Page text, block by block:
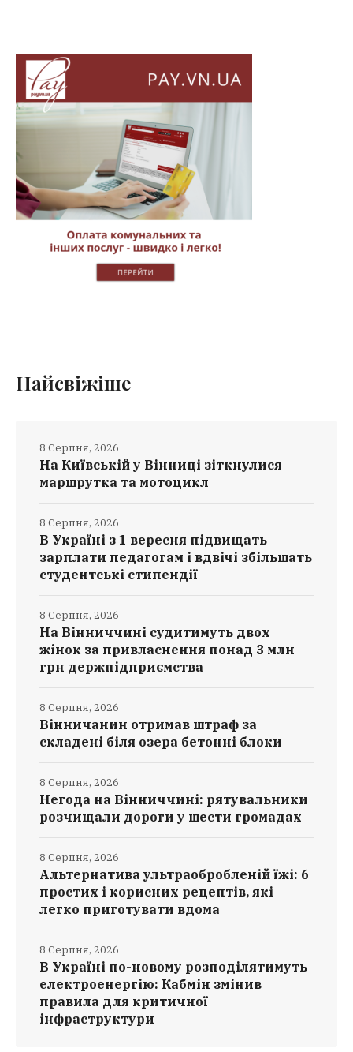
Найсвіжіше
На Київській у Вінниці зіткнулися
маршрутка та мотоцикл
8 Серпня, 2026
В Україні з 1 вересня підвищать
зарплати педагогам і вдвічі збільшать
студентські стипендії
8 Серпня, 2026
На Вінниччині судитимуть двох
жінок за привласнення понад 3 млн
грн держпідприємства
8 Серпня, 2026
Вінничанин отримав штраф за
складені біля озера бетонні блоки
8 Серпня, 2026
Негода на Вінниччині: рятувальники
розчищали дороги у шести громадах
8 Серпня, 2026
Альтернатива ультраобробленій їжі: 6
простих і корисних рецептів, які
легко приготувати вдома
8 Серпня, 2026
В Україні по-новому розподілятимуть
електроенергію: Кабмін змінив
правила для критичної
інфраструктури
8 Серпня, 2026